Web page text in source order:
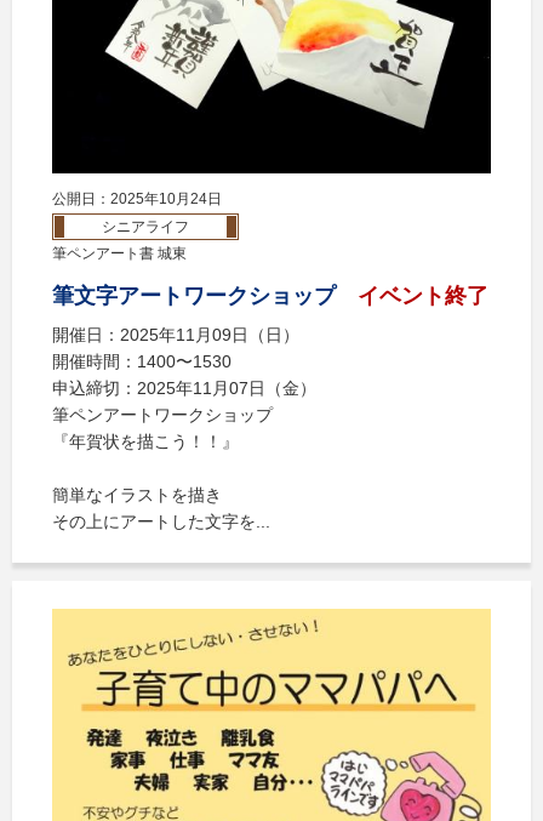
公開日：2025年10月24日
シニアライフ
筆ペンアート書 城東
筆文字アートワークショップ イベント終了
開催日：2025年11月09日（日）
開催時間：1400〜1530
申込締切：2025年11月07日（金）
筆ペンアートワークショップ
『年賀状を描こう！！』
簡単なイラストを描き
その上にアートした文字を...